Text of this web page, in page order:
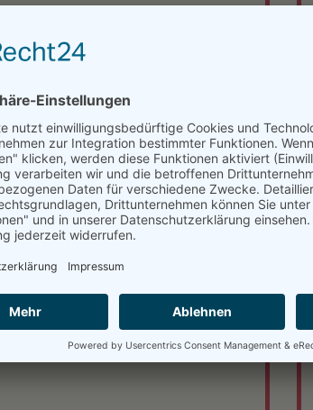
treffen. Ziel ist es, Wege
mental gestärkt und gesund durch
des Sports begleitet
können.
Sie weiter »